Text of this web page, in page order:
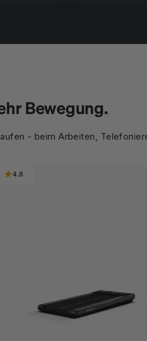
Bewegung.
- beim Arbeiten,
4.8